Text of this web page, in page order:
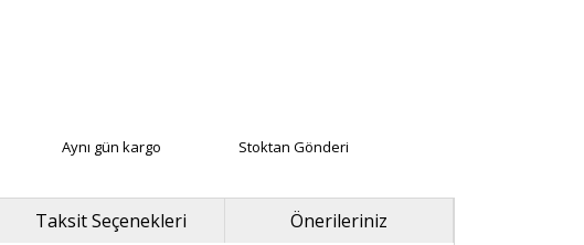
Aynı gün kargo Stoktan Gönderi
Taksit Seçenekleri Önerileriniz